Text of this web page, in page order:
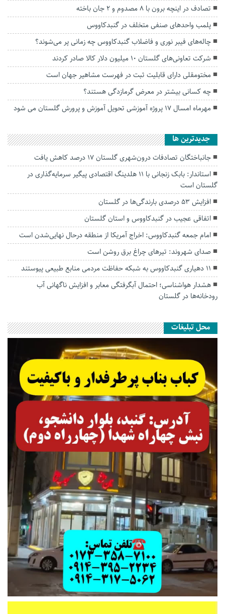
تصادف در اینچه برون با ۸ مصدوم و ۲ جان باخته
پلمب واحد‌های صنفی متخلف در گنبدکاووس
چاله‌های فیبر نوری و فاضلاب گنبدکاووس چه زمانی پر می‌شوند؟
شرکت‌ تعاونی‌های گلستان ۱۰ میلیون دلار کالا صادر کردند
مختومقلی دارای قابلیت ثبت در فهرست مشاهیر جهان است
چه کسانی بیشتر در معرض گرمازدگی هستند؟
مهرماه امسال 17 پروژه آموزشی تحویل آموزش و پرورش گلستان می شود
جديدترين ها
جانباختگان تصادفات درون‌شهری گلستان ۱۷ درصد کاهش یافت
استاندار: بابک زنجانی با ۱۱ هلدینگ اقتصادی پیگیر سرمایه‌گذاری در
گلستان است
افزایش ۵۳ درصدی بارندگی‌ها در گلستان
اتفاقی عجیب در‌ گنبدکاووس و استان گلستان
امام جمعه گنبدکاووس: اخراج آمریکا از منطقه درحال نهایی‌شدن است
صدای شهروند: تیرهای چراغ برق روشن است
۱۱ دهیاری گنبدکاووس به شبکه حفاظت مردمی منابع طبیعی پیوستند
هشدار هواشناسی؛ احتمال آبگرفتگی معابر و افزایش ناگهانی آب
رودخانه‌ها در گلستان
محل تبلیغات